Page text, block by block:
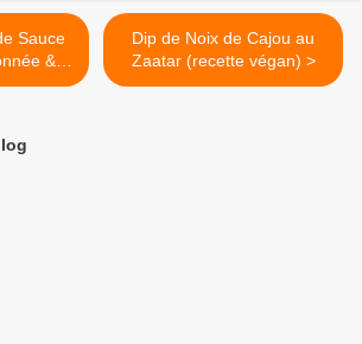
&
Dip de Noix de Cajou au
Zaatar (recette végan) >